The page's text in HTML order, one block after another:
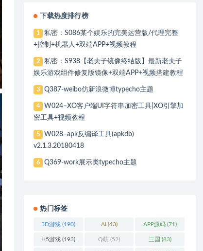
下载热度排行榜
1
私密：S086某个娱乐的完美运营版/代理完整
+控制+机器人+双端APP+视频教程
2
私密：S938【老夫子镜像终结版】最新老夫子
娱乐游戏组件修复版镜像+双端APP+视频搭建教程
3 Q387-weibo仿新浪微博typecho主题
4
W024–XO客户端UI字符串加密工具|XO引擎加
密工具+视频教程
5
W028–apk反编译工具(apkdb)
v2.1.3.20180418
6 Q369-work展示类typecho主题
热门标签
3D游戏 (190) AI(43) APP源码(71)
H5游戏 (193) Q萌 (52) 三国 (83)